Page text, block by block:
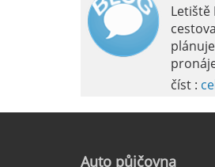
Letiště
číst :
Letiště
Auto půjčovna